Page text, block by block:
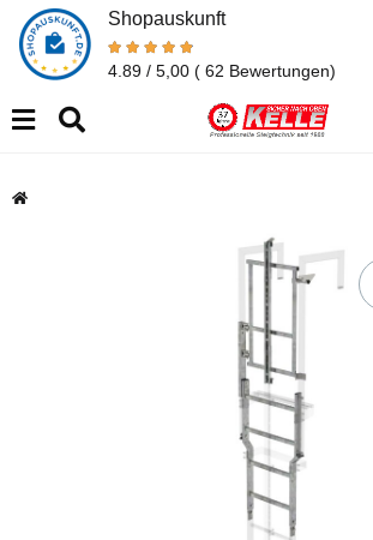
Shopauskunft
4.89 / 5,00 ( 62 Bewertungen)